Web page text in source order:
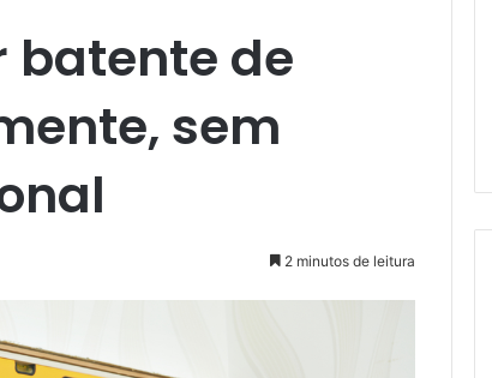
batente de
sem
2 minutos de leitura